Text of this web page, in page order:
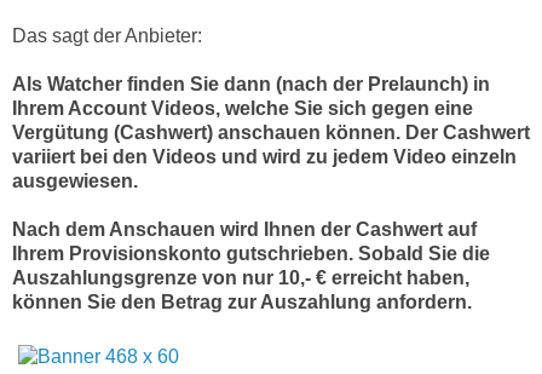
Das sagt der Anbieter:
Als Watcher finden Sie dann (nach der Prelaunch) in
Ihrem Account Videos, welche Sie sich gegen eine
Vergütung (Cashwert) anschauen können. Der Cashwert
variiert bei den Videos und wird zu jedem Video einzeln
ausgewiesen.
Nach dem Anschauen wird Ihnen der Cashwert auf
Ihrem Provisionskonto gutschrieben. Sobald Sie die
Auszahlungsgrenze von nur 10,- € erreicht haben,
können Sie den Betrag zur Auszahlung anfordern.